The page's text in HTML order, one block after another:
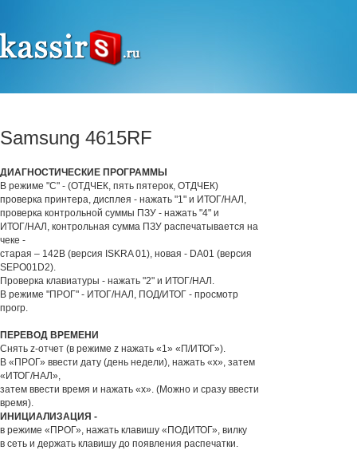
Samsung 4615RF
ДИАГНОСТИЧЕСКИЕ ПРОГРАММЫ
В режиме "С" - (ОТДЧЕК, пять пятерок, ОТДЧЕК)
проверка принтера, дисплея - нажать "1" и ИТОГ/НАЛ,
проверка контрольной суммы ПЗУ - нажать "4" и
ИТОГ/НАЛ, контрольная сумма ПЗУ распечатывается на
чеке -
старая – 142В (версия ISKRA 01), новая - DA01 (версия
SEPO01D2).
Проверка клавиатуры - нажать "2" и ИТОГ/НАЛ.
В режиме "ПРОГ" - ИТОГ/НАЛ, ПОД/ИТОГ - просмотр
прогр.
ПЕРЕВОД ВРЕМЕНИ
Снять z-отчет (в режиме z нажать «1» «П/ИТОГ»).
В «ПРОГ» ввести дату (день недели), нажать «х», затем
«ИТОГ/НАЛ»,
затем ввести время и нажать «х». (Можно и сразу ввести
время).
ИНИЦИАЛИЗАЦИЯ -
в режиме «ПРОГ», нажать клавишу «ПОДИТОГ», вилку
в сеть и держать клавишу до появления распечатки.